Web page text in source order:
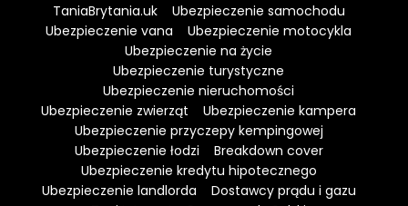
TaniaBrytania.uk
Ubezpieczenie samochodu
Ubezpieczenie vana
Ubezpieczenie motocykla
Ubezpieczenie na życie
Ubezpieczenie turystyczne
Ubezpieczenie nieruchomości
Ubezpieczenie zwierząt
Ubezpieczenie kampera
Ubezpieczenie przyczepy kempingowej
Ubezpieczenie łodzi
Breakdown cover
Ubezpieczenie kredytu hipotecznego
Ubezpieczenie landlorda
Dostawcy prądu i gazu